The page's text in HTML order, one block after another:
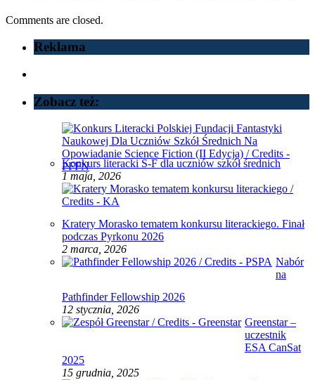
Comments are closed.
Reklama
Zobacz też:
Konkurs literacki S-F dla uczniów szkół średnich
1 maja, 2026
Kratery Morasko tematem konkursu literackiego. Finał
podczas Pyrkonu 2026
2 marca, 2026
Nabór
na
Pathfinder Fellowship 2026
12 stycznia, 2026
Greenstar –
uczestnik
ESA CanSat
2025
15 grudnia, 2025